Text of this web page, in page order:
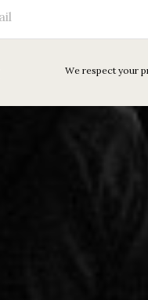
We respect your